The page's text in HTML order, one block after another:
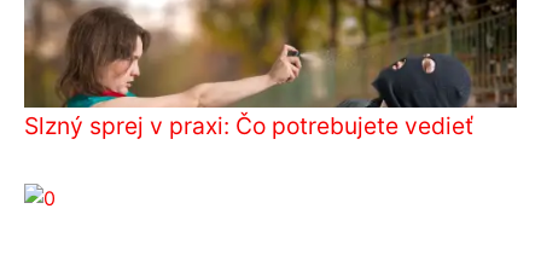
Slzný sprej v praxi: Čo potrebujete vedieť